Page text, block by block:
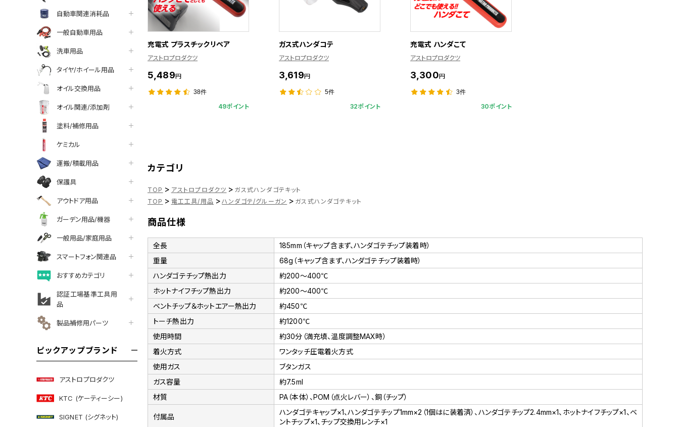
自動車関連消耗品
一般自動車用品
洗車用品
タイヤ/ホイール用品
オイル交換用品
オイル関連/添加剤
塗料/補修用品
ケミカル
運搬/積載用品
保護具
アウトドア用品
ガーデン用品/機器
一般用品/家庭用品
スマートフォン関連品
おすすめカテゴリ
認証工場基準工具用
品
製品補修用パーツ
ピックアップブランド
アストロプロダクツ
KTC (ケーティーシー)
SIGNET (シグネット)
充電式 プラスチックリペア
アストロプロダクツ
5,489円
38件
49ポイント
ガス式ハンダコテ
アストロプロダクツ
3,619円
5件
32ポイント
充電式 ハンダこて
アストロプロダクツ
3,300円
3件
30ポイント
カテゴリ
TOP > アストロプロダクツ > ガス式ハンダゴテキット
TOP > 電工工具/用品 > ハンダゴテ/グルーガン > ガス式ハンダゴテキット
商品仕様
全長
185mm（キャップ含まず、ハンダゴテチップ装着時）
重量
68g（キャップ含まず、ハンダゴテチップ装着時）
ハンダゴテチップ熱出力
約200～400℃
ホットナイフチップ熱出力
約200～400℃
ベントチップ＆ホットエアー熱出力
約450℃
トーチ熱出力
約1200℃
使用時間
約30分（満充填、温度調整MAX時）
着火方式
ワンタッチ圧電着火方式
使用ガス
ブタンガス
ガス容量
約7.5ml
材質
PA（本体）、POM（点火レバー）、銅（チップ）
付属品
ハンダゴテキャップ×1、ハンダゴテチップ1mm×2（1個はに装着済）、ハンダゴテチップ2.4mm×1、ホットナイフチップ×1、ベ
ントチップ×1、チップ交換用レンチ×1